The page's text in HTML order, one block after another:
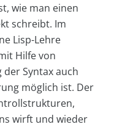
wie man einen
schreibt. Im
Lisp-Lehre
Hilfe von
Syntax auch
möglich ist. Der
wirft und wieder